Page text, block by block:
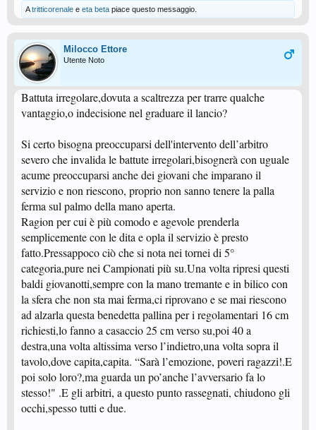
Atritticorenale e eta beta piace questo messaggio.
Milocco Ettore
Utente Noto
Battuta irregolare,dovuta a scaltrezza per trarre qualche
vantaggio,o indecisione nel graduare il lancio?
Si certo bisogna preoccuparsi dell'intervento dell’arbitro
severo che invalida le battute irregolari,bisognerà con uguale
acume preoccuparsi anche dei giovani che imparano il
servizio e non riescono, proprio non sanno tenere la palla
ferma sul palmo della mano aperta.
Ragion per cui è più comodo e agevole prenderla
semplicemente con le dita e opla il servizio è presto
fatto.Pressappoco ciò che si nota nei tornei di 5°
categoria,pure nei Campionati più su.Una volta ripresi questi
baldi giovanotti,sempre con la mano tremante e in bilico con
la sfera che non sta mai ferma,ci riprovano e se mai riescono
ad alzarla questa benedetta pallina per i regolamentari 16 cm
richiesti,lo fanno a casaccio 25 cm verso su,poi 40 a
destra,una volta altissima verso l’indietro,una volta sopra il
tavolo,dove capita,capita. “Sarà l’emozione, poveri ragazzi!.E
poi solo loro?,ma guarda un po’anche l’avversario fa lo
stesso!" .E gli arbitri, a questo punto rassegnati, chiudono gli
occhi,spesso tutti e due.